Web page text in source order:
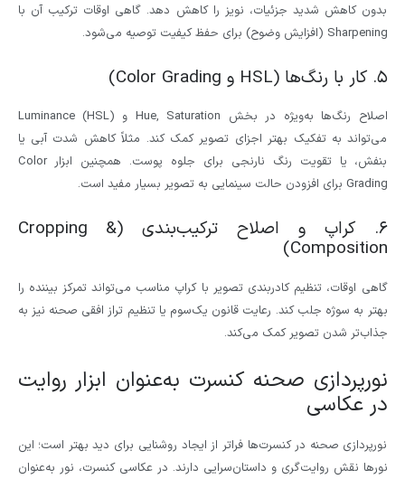
بدون کاهش شدید جزئیات، نویز را کاهش دهد. گاهی اوقات ترکیب آن با
Sharpening (افزایش وضوح) برای حفظ کیفیت توصیه می‌شود.
۵. کار با رنگ‌ها (HSL و Color Grading)
اصلاح رنگ‌ها به‌ویژه در بخش Hue, Saturation و Luminance (HSL)
می‌تواند به تفکیک بهتر اجزای تصویر کمک کند. مثلاً کاهش شدت آبی یا
بنفش، یا تقویت رنگ نارنجی برای جلوه پوست. همچنین ابزار Color
Grading برای افزودن حالت سینمایی به تصویر بسیار مفید است.
۶. کراپ و اصلاح ترکیب‌بندی (Cropping &
Composition)
گاهی اوقات، تنظیم کادربندی تصویر با کراپ مناسب می‌تواند تمرکز بیننده را
بهتر به سوژه جلب کند. رعایت قانون یک‌سوم یا تنظیم تراز افقی صحنه نیز به
جذاب‌تر شدن تصویر کمک می‌کند.
نورپردازی صحنه کنسرت به‌عنوان ابزار روایت
در عکاسی
نورپردازی صحنه در کنسرت‌ها فراتر از ایجاد روشنایی برای دید بهتر است؛ این
نورها نقش روایت‌گری و داستان‌سرایی دارند. در عکاسی کنسرت، نور به‌عنوان